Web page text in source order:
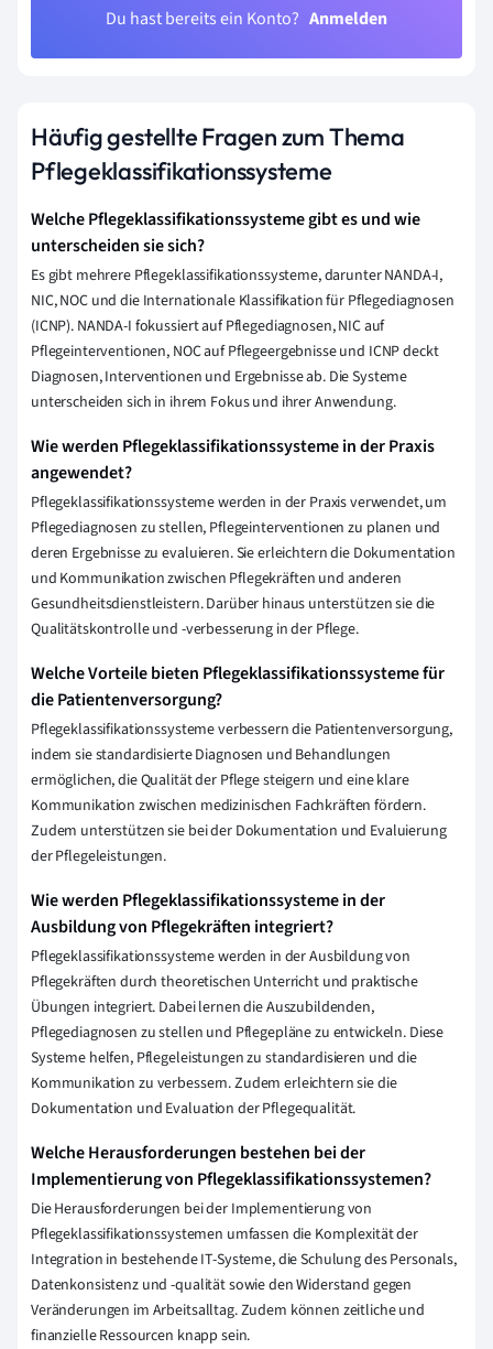
Du hast bereits ein Konto? Anmelden
Häufig gestellte Fragen zum Thema
Pflegeklassifikationssysteme
Welche Pflegeklassifikationssysteme gibt es und wie
unterscheiden sie sich?
Es gibt mehrere Pflegeklassifikationssysteme, darunter NANDA-I,
NIC, NOC und die Internationale Klassifikation für Pflegediagnosen
(ICNP). NANDA-I fokussiert auf Pflegediagnosen, NIC auf
Pflegeinterventionen, NOC auf Pflegeergebnisse und ICNP deckt
Diagnosen, Interventionen und Ergebnisse ab. Die Systeme
unterscheiden sich in ihrem Fokus und ihrer Anwendung.
Wie werden Pflegeklassifikationssysteme in der Praxis
angewendet?
Pflegeklassifikationssysteme werden in der Praxis verwendet, um
Pflegediagnosen zu stellen, Pflegeinterventionen zu planen und
deren Ergebnisse zu evaluieren. Sie erleichtern die Dokumentation
und Kommunikation zwischen Pflegekräften und anderen
Gesundheitsdienstleistern. Darüber hinaus unterstützen sie die
Qualitätskontrolle und -verbesserung in der Pflege.
Welche Vorteile bieten Pflegeklassifikationssysteme für
die Patientenversorgung?
Pflegeklassifikationssysteme verbessern die Patientenversorgung,
indem sie standardisierte Diagnosen und Behandlungen
ermöglichen, die Qualität der Pflege steigern und eine klare
Kommunikation zwischen medizinischen Fachkräften fördern.
Zudem unterstützen sie bei der Dokumentation und Evaluierung
der Pflegeleistungen.
Wie werden Pflegeklassifikationssysteme in der
Ausbildung von Pflegekräften integriert?
Pflegeklassifikationssysteme werden in der Ausbildung von
Pflegekräften durch theoretischen Unterricht und praktische
Übungen integriert. Dabei lernen die Auszubildenden,
Pflegediagnosen zu stellen und Pflegepläne zu entwickeln. Diese
Systeme helfen, Pflegeleistungen zu standardisieren und die
Kommunikation zu verbessern. Zudem erleichtern sie die
Dokumentation und Evaluation der Pflegequalität.
Welche Herausforderungen bestehen bei der
Implementierung von Pflegeklassifikationssystemen?
Die Herausforderungen bei der Implementierung von
Pflegeklassifikationssystemen umfassen die Komplexität der
Integration in bestehende IT-Systeme, die Schulung des Personals,
Datenkonsistenz und -qualität sowie den Widerstand gegen
Veränderungen im Arbeitsalltag. Zudem können zeitliche und
finanzielle Ressourcen knapp sein.